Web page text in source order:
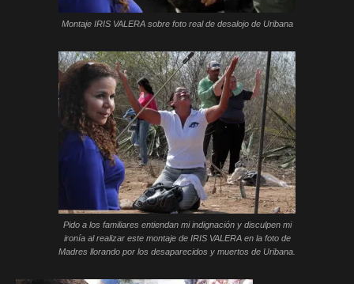
Montaje IRIS VALERA sobre foto real de desalojo de Uribana
Pido a los familiares entiendan mi indignación y disculpen mi
ironía al realizar este montaje de IRIS VALERA en la foto de
Madres llorando por los desaparecidos y muertos de Uribana.